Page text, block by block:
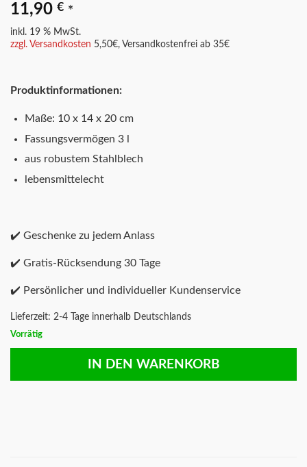
11,90 € *
inkl. 19 % MwSt.
zzgl. Versandkosten 5,50€, Versandkostenfrei ab 35€
Produktinformationen:
Maße: 10 x 14 x 20 cm
Fassungsvermögen 3 l
aus robustem Stahlblech
lebensmittelecht
✔️ Geschenke zu jedem Anlass
✔️ Gratis-Rücksendung 30 Tage
✔️ Persönlicher und individueller Kundenservice
Lieferzeit: 2-4 Tage innerhalb Deutschlands
Vorrätig
IN DEN WARENKORB